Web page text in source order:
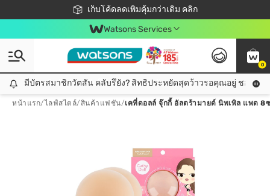
เก็บโค้ดลดเพิ่มคุ้มกว่าเดิม คลิก
ชอปออนไลน์ครั้งแรก ลดเพิ่มจุก ๆ 10%! 🎉
📦ส่งฟรี! เมื่อชอป 499฿
สมาชิกวัตสัน คลับดียังไง?
Watsons Services
0
มีบัตรสมาชิกวัตสัน คลับรึยัง? สิทธิประหยัดสุดว้าวรอคุณอยู่ ชอปคุ้มกว่าเดิม คลิก!
มีบัตรสมาชิกวัตสัน คลับรึยัง? สิทธิประหยัดสุดว้าวรอคุณอยู่ ชอปคุ้มก
หน้าแรก/ไลฟ์สไตล์/สินค้าแฟชัน/เคที่ดอลล์ จุ๊กกี้ อัลตร้ามายด์ นิพเพิล แพด 8